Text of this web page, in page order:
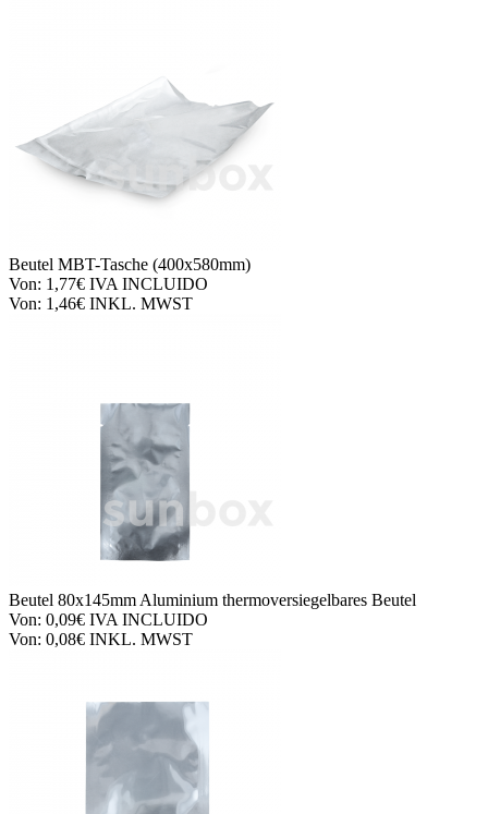
Beutel MBT-Tasche (400x580mm)
Von: 1,77€ IVA INCLUIDO
Von: 1,46€ INKL. MWST
Beutel 80x145mm Aluminium thermoversiegelbares Beutel
Von: 0,09€ IVA INCLUIDO
Von: 0,08€ INKL. MWST